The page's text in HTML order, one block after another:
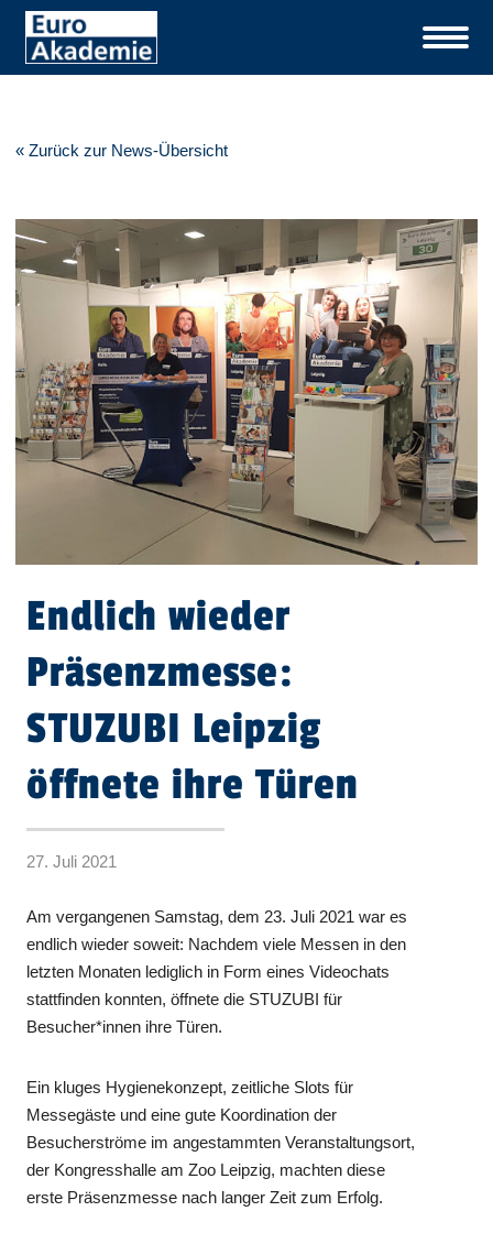
« Zurück zur News-Übersicht
Endlich wieder
Präsenzmesse:
STUZUBI Leipzig
öffnete ihre Türen
27. Juli 2021
Am vergangenen Samstag, dem 23. Juli 2021 war es
endlich wieder soweit: Nachdem viele Messen in den
letzten Monaten lediglich in Form eines Videochats
stattfinden konnten, öffnete die STUZUBI für
Besucher*innen ihre Türen.
Ein kluges Hygienekonzept, zeitliche Slots für
Messegäste und eine gute Koordination der
Besucherströme im angestammten Veranstaltungsort,
der Kongresshalle am Zoo Leipzig, machten diese
erste Präsenzmesse nach langer Zeit zum Erfolg.